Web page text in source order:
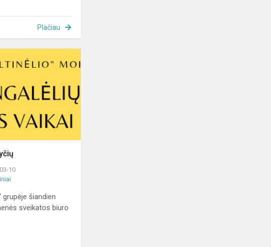
Plačiau
be
10
grupėje šiandien
sveikatos biuro